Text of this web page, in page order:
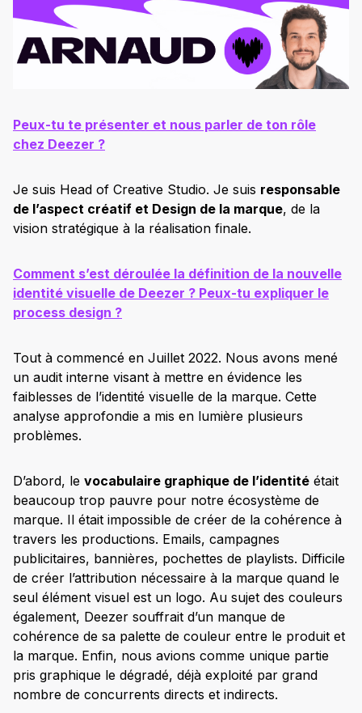
Peux-tu te présenter et nous parler de ton rôle
chez Deezer ?
Je suis Head of Creative Studio. Je suis responsable
de l’aspect créatif et Design de la marque, de la
vision stratégique à la réalisation finale.
Comment s’est déroulée la définition de la nouvelle
identité visuelle de Deezer ? Peux-tu expliquer le
process design ?
Tout à commencé en Juillet 2022. Nous avons mené
un audit interne visant à mettre en évidence les
faiblesses de l’identité visuelle de la marque. Cette
analyse approfondie a mis en lumière plusieurs
problèmes.
D’abord, le vocabulaire graphique de l’identité était
beaucoup trop pauvre pour notre écosystème de
marque. Il était impossible de créer de la cohérence à
travers les productions. Emails, campagnes
publicitaires, bannières, pochettes de playlists. Difficile
de créer l’attribution nécessaire à la marque quand le
seul élément visuel est un logo. Au sujet des couleurs
également, Deezer souffrait d’un manque de
cohérence de sa palette de couleur entre le produit et
la marque. Enfin, nous avions comme unique partie
pris graphique le dégradé, déjà exploité par grand
nombre de concurrents directs et indirects.